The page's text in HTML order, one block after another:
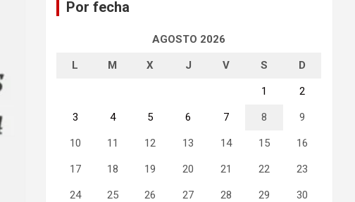
Por fecha
AGOSTO 2026
L M X J V S D
1 2
3 4 5 6 7 8 9
10 11 12 13 14 15 16
17 18 19 20 21 22 23
24 25 26 27 28 29 30